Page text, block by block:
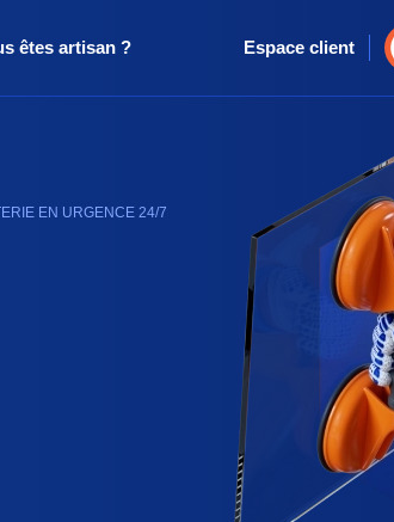
êtes artisan ? Espace client
EN URGENCE 24/7